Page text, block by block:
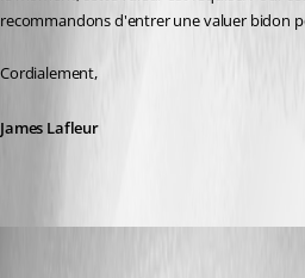
recommandons d'entrer une valuer bidon
Cordialement,
James Lafleur